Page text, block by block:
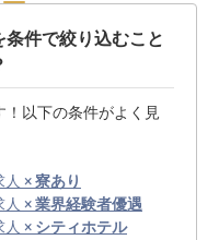
件で絞り込むこと
！以下の条件がよく見
人 ×寮あり
人 ×業界経験者優遇
人 × シティホテル